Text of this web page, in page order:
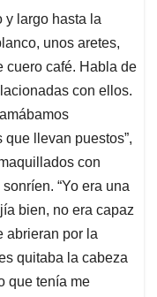
y largo hasta la
unos aretes,
cuero café. Habla de
con ellos.
llevan puestos”,
con
“Yo era una
bien, no era capaz
abrieran por la
quitaba la cabeza
que tenía me